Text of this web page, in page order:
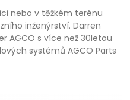
nebo v těžkém terénu
inženýrství. Darren
AGCO s více než 30letou
systémů AGCO Parts